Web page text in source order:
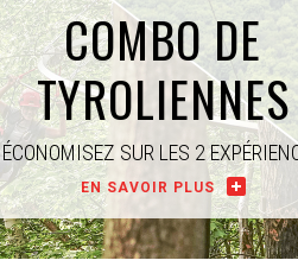
COMBO DE
TYROLIENNES
ÉCONOMISEZ SUR LES 2
EN SAVOIR PLUS